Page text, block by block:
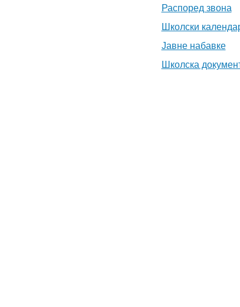
Распоред звона
Школски
Јавне набавке
Школска